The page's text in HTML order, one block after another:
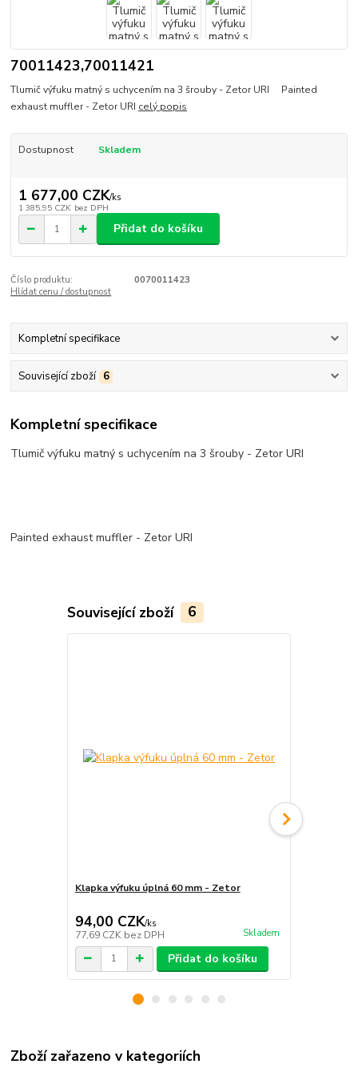
70011423,70011421
Tlumič výfuku matný s uchycením na 3 šrouby - Zetor URI Painted
exhaust muffler - Zetor URI celý popis
Dostupnost Skladem
1 677,00 CZK/ks
1 385,95 CZK bez DPH
Přidat do košíku
Číslo produktu:
0070011423
Hlídat cenu / dostupnost
Kompletní specifikace
Související zboží 6
Kompletní specifikace
Tlumič výfuku matný s uchycením na 3 šrouby - Zetor URI
Painted exhaust muffler - Zetor URI
Související zboží 6
Klapka výfuku úplná 60 mm - Zetor
94,00 CZK/ks
77,69 CZK bez DPH Skladem
Přidat do košíku
Zboží zařazeno v kategoriích